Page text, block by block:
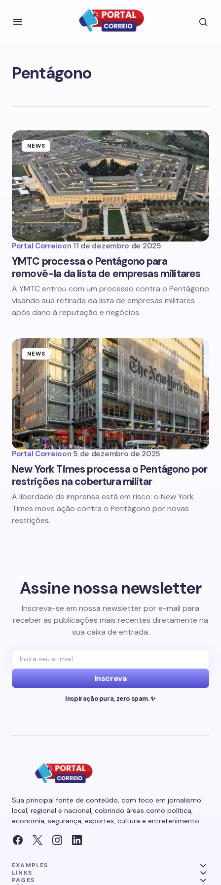
Pentágono
NEWS
Portal Correioon 11 de dezembro de 2025
YMTC processa o Pentágono para
removê-la da lista de empresas militares
A YMTC entrou com um processo contra o Pentágono
visando sua retirada da lista de empresas militares
após dano à reputação e negócios.
NEWS
Portal Correioon 5 de dezembro de 2025
New York Times processa o Pentágono por
restrições na cobertura militar
A liberdade de imprensa está em risco: o New York
Times move ação contra o Pentágono por novas
restrições.
Assine nossa newsletter
Inscreva-se em nossa newsletter por e-mail para
receber as publicações mais recentes diretamente na
sua caixa de entrada.
Inscreva
Inspiração pura, zero spam. ✨
Sua principal fonte de conteúdo, com foco em jornalismo
local, regional e nacional, cobrindo áreas como política,
economia, segurança, esportes, cultura e entretenimento.
EXAMPLES
LINKS
PAGES